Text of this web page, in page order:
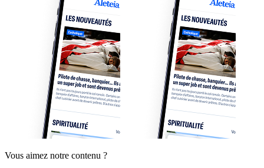
Vous aimez notre contenu ?